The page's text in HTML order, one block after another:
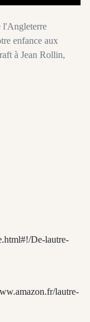
l'Angleterre
enfance aux
à Jean Rollin,
De-lautre-
lautre-